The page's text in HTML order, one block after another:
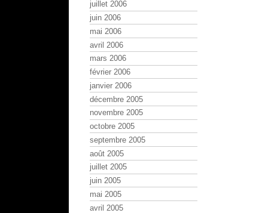
juillet 2006
juin 2006
mai 2006
avril 2006
mars 2006
février 2006
janvier 2006
décembre 2005
novembre 2005
octobre 2005
septembre 2005
août 2005
juillet 2005
juin 2005
mai 2005
avril 2005